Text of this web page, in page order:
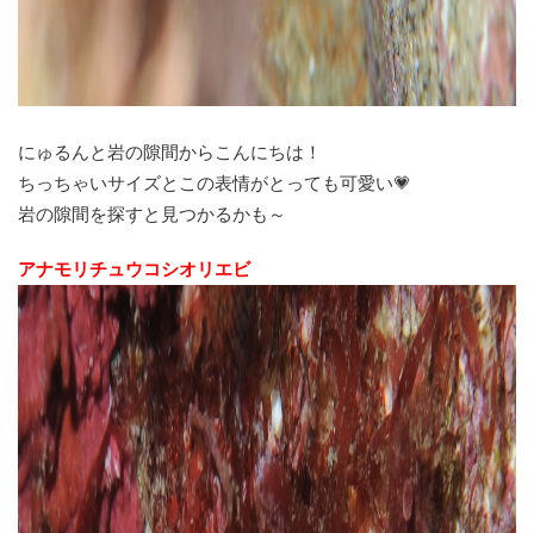
にゅるんと岩の隙間からこんにちは！
ちっちゃいサイズとこの表情がとっても可愛い💗
岩の隙間を探すと見つかるかも～
アナモリチュウコシオリエビ